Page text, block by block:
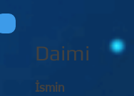
Daimi
İsmin